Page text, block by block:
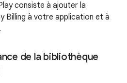
consiste à ajouter la
Billing à votre application et à
de la bibliothèque